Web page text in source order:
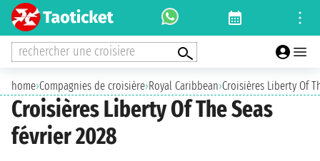
rechercher une croisiere
home›Compagnies de croisière›Royal Caribbean›Croisières Liberty Of
Croisières Liberty Of The Seas
février 2028